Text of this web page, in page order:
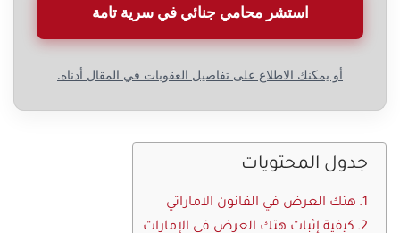
استشر محامي جنائي في سرية تامة
أو يمكنك الاطلاع على تفاصيل العقوبات في المقال أدناه.
جدول المحتويات
هتك العرض في القانون الاماراتي
كيفية إثبات هتك العرض في الإمارات